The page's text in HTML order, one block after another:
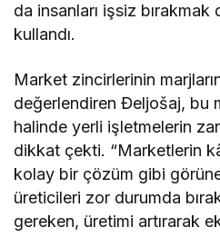
da insanları işsiz bırakmak
kullandı.
Market zincirlerinin
değerlendiren Đeljošaj, bu
halinde yerli işletmelerin
dikkat çekti. “Marketlerin
kolay bir çözüm gibi
üreticileri zor durumda
gereken, üretimi artırarak